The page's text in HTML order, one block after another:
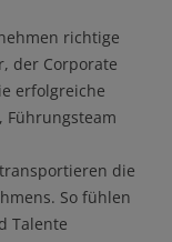
richtige
der Corporate
erfolgreiche
die
So fühlen
Talente